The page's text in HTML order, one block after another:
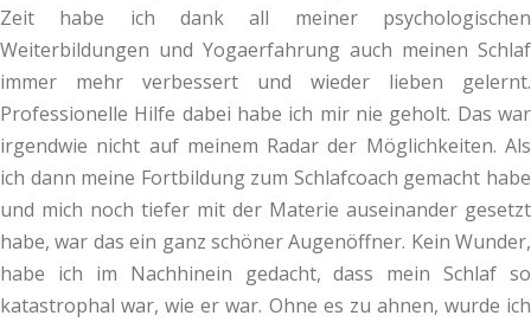
Zeit habe ich dank all meiner psychologischen
Weiterbildungen und Yogaerfahrung auch meinen Schlaf
immer mehr verbessert und wieder lieben gelernt.
Professionelle Hilfe dabei habe ich mir nie geholt. Das war
irgendwie nicht auf meinem Radar der Möglichkeiten. Als
ich dann meine Fortbildung zum Schlafcoach gemacht habe
und mich noch tiefer mit der Materie auseinander gesetzt
habe, war das ein ganz schöner Augenöffner. Kein Wunder,
habe ich im Nachhinein gedacht, dass mein Schlaf so
katastrophal war, wie er war. Ohne es zu ahnen, wurde ich